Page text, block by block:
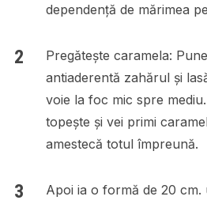
dependență de mărimea
Pregătește caramela:
antiaderentă zahărul și
voie la foc mic spre
topește și vei primi
amestecă totul împreună.
Apoi ia o formă de 20